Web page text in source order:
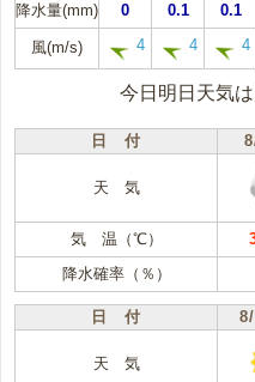
降水量(mm)
0 0.1 0.1
風(m/s) 4 4 4
今日明日天気
日 付
天 気
気 温（℃）
降水確率（％）
日 付
天 気